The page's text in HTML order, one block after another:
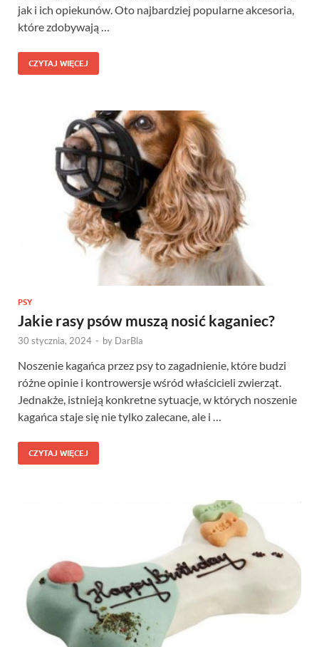
jak i ich opiekunów. Oto najbardziej popularne akcesoria,
które zdobywają …
CZYTAJ WIĘCEJ
PSY
Jakie rasy psów muszą nosić kaganiec?
30 stycznia, 2024 - by DarBla
Noszenie kagańca przez psy to zagadnienie, które budzi
różne opinie i kontrowersje wśród właścicieli zwierząt.
Jednakże, istnieją konkretne sytuacje, w których noszenie
kagańca staje się nie tylko zalecane, ale i …
CZYTAJ WIĘCEJ